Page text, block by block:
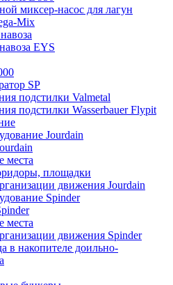
миксер-насос для лагун
Mix
EYS
SP
подстилки Valmetal
подстилки Wasserbauer Flypit
Jourdain
места
площадки
движения Jourdain
Spinder
места
движения Spinder
в накопителе доильно-